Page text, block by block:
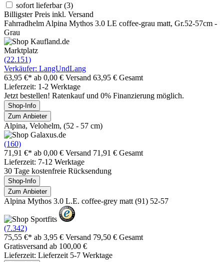
sofort lieferbar(3)
Billigster Preis inkl. Versand
Fahrradhelm Alpina Mythos 3.0 LE coffee-grau matt, Gr.52-57cm -
Grau
Marktplatz
(22.151)
Verkäufer: LangUndLang
63,95 €* ab 0,00 € Versand 63,95 € Gesamt
Lieferzeit: 1-2 Werktage
Jetzt bestellen! Ratenkauf und 0% Finanzierung möglich.
Shop-Info
Zum Anbieter
Alpina, Velohelm, (52 - 57 cm)
(160)
71,91 €* ab 0,00 € Versand 71,91 € Gesamt
Lieferzeit: 7-12 Werktage
30 Tage kostenfreie Rücksendung
Shop-Info
Zum Anbieter
Alpina Mythos 3.0 L.E. coffee-grey matt (91) 52-57
(7.342)
75,55 €* ab 3,95 € Versand 79,50 € Gesamt
Gratisversand ab 100,00 €
Lieferzeit: Lieferzeit 5-7 Werktage